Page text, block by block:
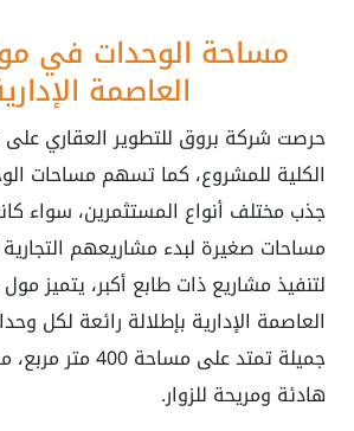
مساحة الوحدات في
العاصمة
حرصت شركة بروق للتطوير العقاري
الكلية للمشروع، كما تسهم مساحات
جذب مختلف أنواع المستثمرين، سواء
مساحات صغيرة لبدء مشاريعهم
لتنفيذ مشاريع ذات طابع أكبر، يتميز
العاصمة الإدارية بإطلالة رائعة لكل
جميلة تمتد على مساحة
هادئة ومريحة للزوار.